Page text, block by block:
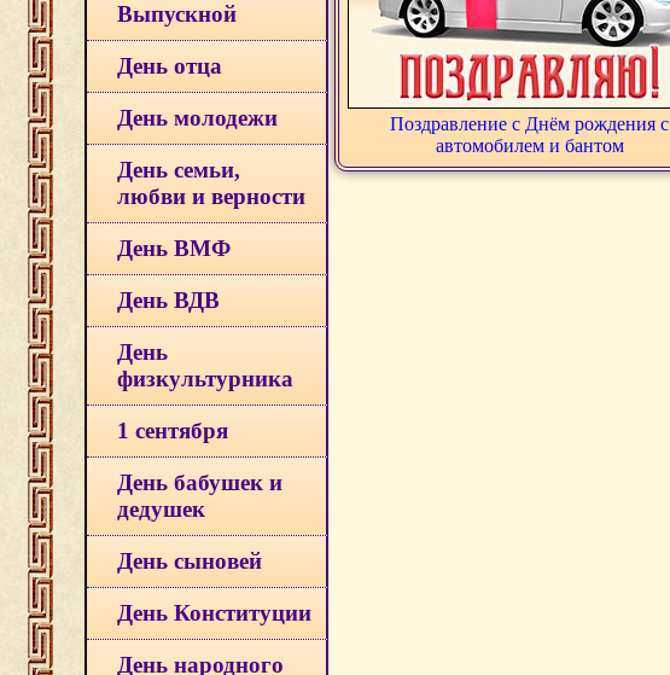
Выпускной
День отца
День молодежи
День семьи,
любви и верности
День ВМФ
День ВДВ
День
физкультурника
1 сентября
День бабушек и
дедушек
День сыновей
День Конституции
День народного
Поздравление с Днём рождения с
автомобилем и бантом